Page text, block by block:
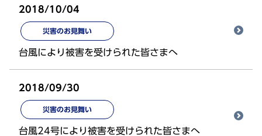
2018/10/04
災害のお見舞い
台風により被害を受けられた皆さまへ
2018/09/30
災害のお見舞い
台風24号により被害を受けられた皆さまへ